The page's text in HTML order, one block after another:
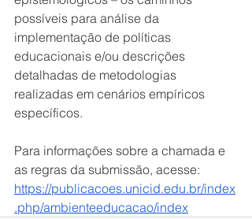
possíveis para análise da
implementação de políticas
educacionais e/ou descrições
detalhadas de metodologias
realizadas em cenários empíricos
específicos.
Para informações sobre a chamada e
as regras da submissão, acesse:
https://publicacoes.unicid.edu.br/index
.php/ambienteeducacao/index